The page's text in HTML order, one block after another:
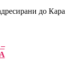
до Кара